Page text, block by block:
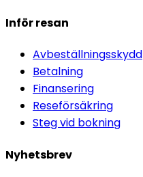
Inför resan
Avbeställningsskydd
Betalning
Finansering
Reseförsäkring
Steg vid bokning
Nyhetsbrev